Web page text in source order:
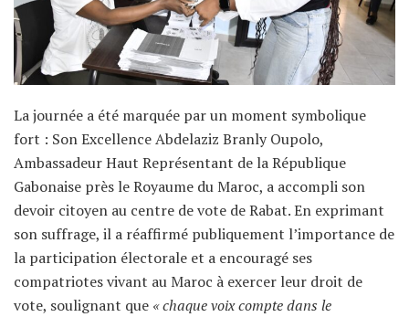
La journée a été marquée par un moment symbolique
fort : Son Excellence Abdelaziz Branly Oupolo,
Ambassadeur Haut Représentant de la République
Gabonaise près le Royaume du Maroc, a accompli son
devoir citoyen au centre de vote de Rabat. En exprimant
son suffrage, il a réaffirmé publiquement l’importance de
la participation électorale et a encouragé ses
compatriotes vivant au Maroc à exercer leur droit de
vote, soulignant que « chaque voix compte dans le